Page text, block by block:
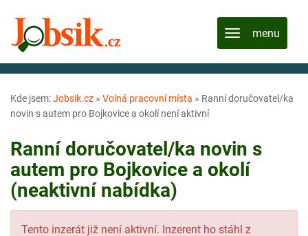
Kde jsem:Jobsik.cz » Volná pracovní místa » Ranní doručovatel/ka
novin s autem pro Bojkovice a okolí není aktivní
Ranní doručovatel/ka novin s
autem pro Bojkovice a okolí
(neaktivní nabídka)
Tento inzerát již není aktivní. Inzerent ho stáhl z